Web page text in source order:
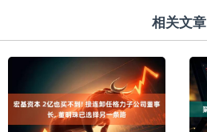
相关文章